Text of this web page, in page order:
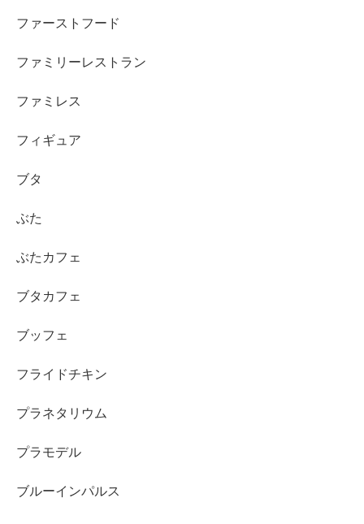
ファーストフード
ファミリーレストラン
ファミレス
フィギュア
ブタ
ぶた
ぶたカフェ
ブタカフェ
ブッフェ
フライドチキン
プラネタリウム
プラモデル
ブルーインパルス